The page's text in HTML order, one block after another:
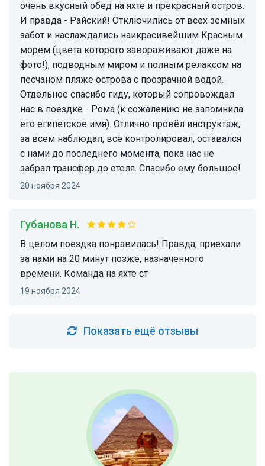
очень вкусный обед на яхте и прекрасный остров.
И правда - Райский! Отключились от всех земных
забот и наслаждались наикрасивейшим Красным
морем (цвета которого завораживают даже на
фото!), подводным миром и полным релаксом на
песчаном пляже острова с прозрачной водой.
Отдельное спасибо гиду, который сопровождал
нас в поездке - Рома (к сожалению не запомнила
его египетское имя). Отлично провёл инструктаж,
за всем наблюдал, всё контролировал, оставался
с нами до последнего момента, пока нас не
забрал трансфер до отеля. Спасибо ему большое!
20 ноября 2024
Губанова Н.
В целом поездка понравилась! Правда, приехали
за нами на 20 минут позже, назначенного
времени. Команда на яхте ст
19 ноября 2024
Показать ещё отзывы